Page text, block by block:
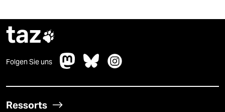
taz
Folgen Sie uns
Ressorts